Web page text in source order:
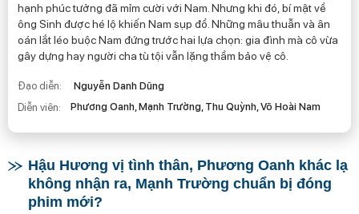
hạnh phúc tưởng đã mỉm cười với Nam. Nhưng khi đó, bí mật về
ông Sinh được hé lộ khiến Nam sụp đổ. Những mâu thuẫn và ân
oán lắt léo buộc Nam đứng trước hai lựa chọn: gia đình mà cô vừa
gây dựng hay người cha tù tội vẫn lặng thầm bảo vệ cô.
Đạo diễn:
Nguyễn Danh Dũng
Diễn viên:
Phương Oanh, Mạnh Trường, Thu Quỳnh, Võ Hoài Nam
Hậu Hương vị tình thân, Phương Oanh khác lạ
không nhận ra, Mạnh Trường chuẩn bị đóng
phim mới?